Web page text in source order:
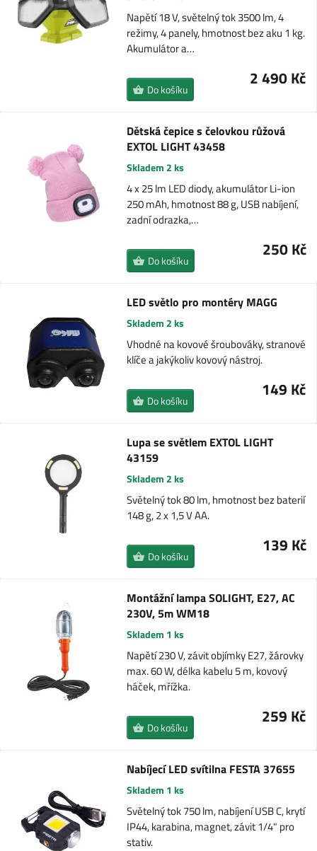
Napětí 18 V, světelný tok 3500 lm, 4
režimy, 4 panely, hmotnost bez aku 1 kg.
Akumulátor a…
2 490 Kč
Do košíku
Dětská čepice s čelovkou růžová
EXTOL LIGHT 43458
Skladem 2 ks
4 x 25 lm LED diody, akumulátor Li-ion
250 mAh, hmotnost 88 g, USB nabíjení,
zadní odrazka,…
250 Kč
Do košíku
LED světlo pro montéry MAGG
Skladem 2 ks
Vhodné na kovové šroubováky, stranové
klíče a jakýkoliv kovový nástroj.
149 Kč
Do košíku
Lupa se světlem EXTOL LIGHT
43159
Skladem 2 ks
Světelný tok 80 lm, hmotnost bez baterií
148 g, 2 x 1,5 V AA.
139 Kč
Do košíku
Montážní lampa SOLIGHT, E27, AC
230V, 5m WM18
Skladem 1 ks
Napětí 230 V, závit objímky E27, žárovky
max. 60 W, délka kabelu 5 m, kovový
háček, mřížka.
259 Kč
Do košíku
Nabíjecí LED svítilna FESTA 37655
Skladem 1 ks
Světelný tok 750 lm, nabíjení USB C, krytí
IP44, karabina, magnet, závit 1/4" pro
stativ.